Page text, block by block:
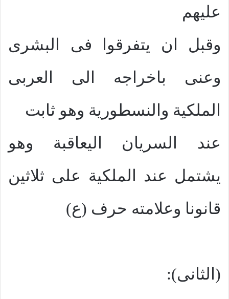
عليهم
وقبل ان يتفرقوا فى البشرى
وعنى باخراجه الى العربى
الملكية والنسطورية وهو ثابت
عند السريان اليعاقبة وهو
يشتمل عند الملكية على ثلاثين
قانونا وعلامته حرف (ع)
(الثانى):